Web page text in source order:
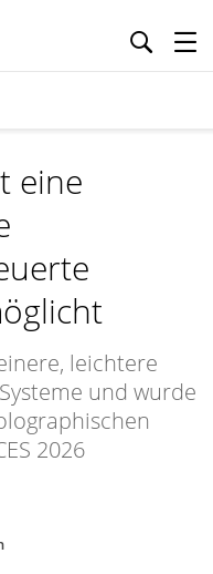
eine
leichtere
und wurde
2026